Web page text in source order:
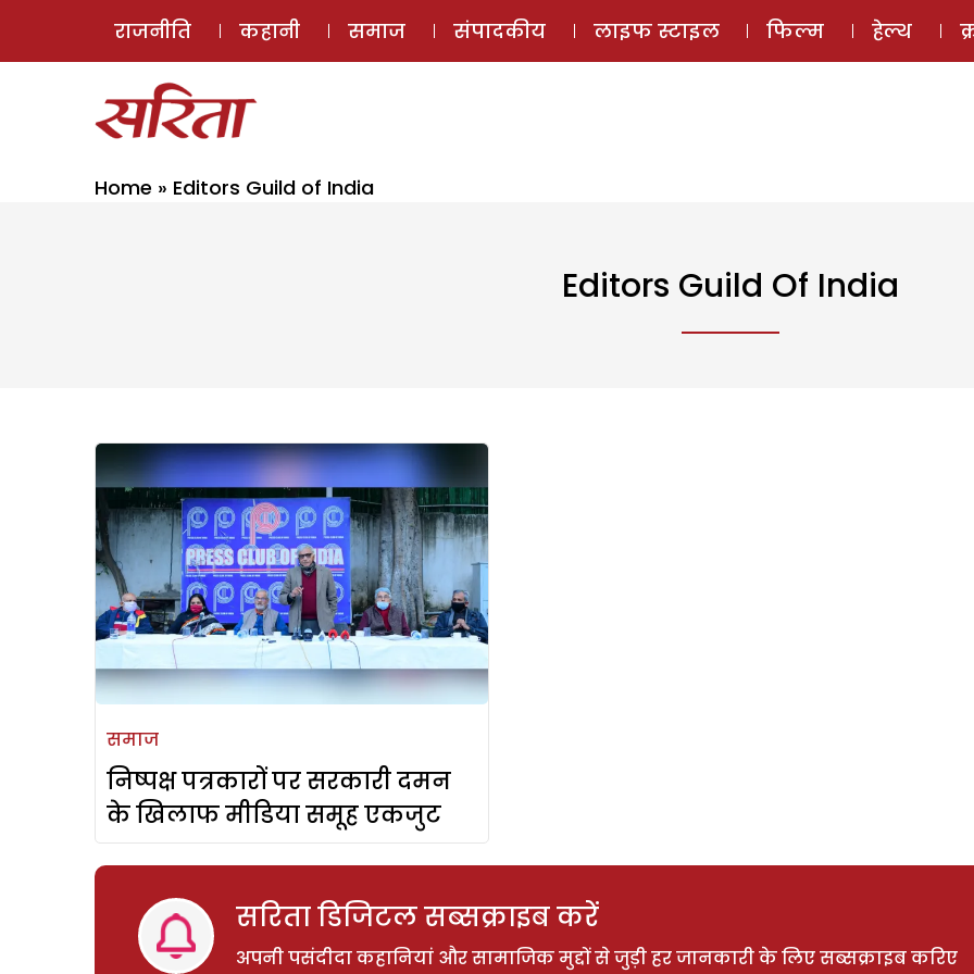
ई-मैगज़ीन
राजनीति कहानी समाज संपादकीय लाइफ स्टाइल फिल्म हेल्थ
Home » Editors Guild of India
Editors Guild Of India
समाज
निष्पक्ष पत्रकारों पर सरकारी दमन
के खिलाफ मीडिया समूह एकजुट
सरिता डिजिटल सब्सक्राइब करें
अपनी पसंदीदा कहानियां और सामाजिक मुद्दों से जुड़ी हर जानकारी के लिए सब्सक्राइब करिए